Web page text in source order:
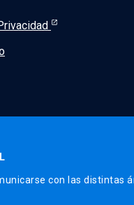
con las distintas